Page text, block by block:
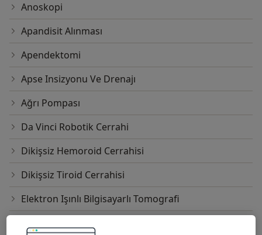
Anoskopi
Apandisit Alınması
Apendektomi
Apse Insizyonu Ve Drenajı
Ağrı Pompası
Da Vinci Robotik Cerrahi
Dikişsiz Hemoroid Cerrahisi
Dikişsiz Tiroid Cerrahisi
Elektron Işınlı Bilgisayarlı Tomografi